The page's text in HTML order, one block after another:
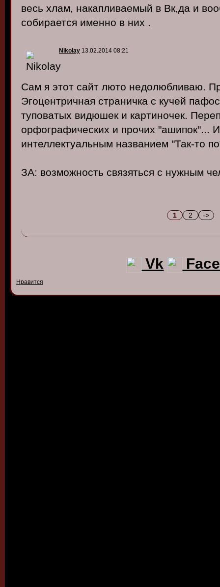
весь хлам, накапливаемый в Вк,да и
собирается именно в них .
Nikolay 13.02.2014 08:21
Сам я этот сайт люто недолюбливаю.
Эгоцентричная страничка с кучей
туповатых видюшек и картиночек.
орфографических и прочих "ашипок"...
интеллектуальным названием "Так-то
ЗА: возможность связяться с нужным
1 2 ->
Vk
Нравится